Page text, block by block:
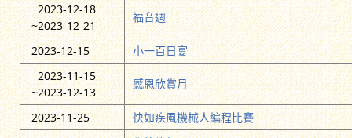
2023-12-18
~2023-12-21
福音週
2023-12-15
小一百日宴
2023-11-15
~2023-12-13
感恩欣賞月
2023-11-25
快如疾風機械人編程比賽